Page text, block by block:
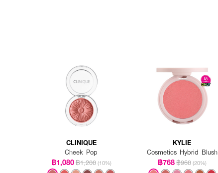
CLINIQUE
Cheek Pop
฿1,080฿1,200 (10%)
KYLIE
Cosmetics Hybrid Blush
฿768฿960 (20%)